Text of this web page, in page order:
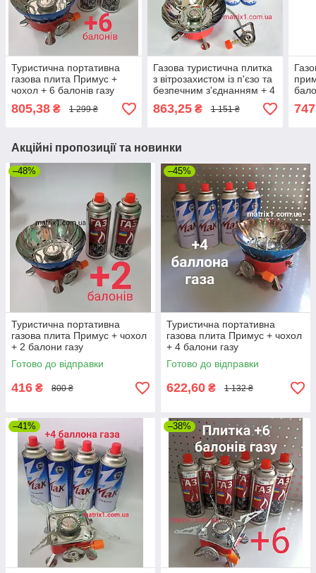
Туристична портативна
газова плита Примус +
чохол + 6 балонів газу
805,38 ₴ 1 299 ₴
Газова туристична плитка
з вітрозахистом із п'єзо та
безпечним з'єднанням + 4
балони газу
863,25₴ 1 151 ₴
Акційні пропозиції та новинки
–48%
Туристична портативна
газова плита Примус + чохол
+ 2 балони газу
Готово до відправки
416 ₴ 800 ₴
–45%
Туристична портативна
газова плита Примус + чохол
+ 4 балони газу
Готово до відправки
622,60 ₴ 1 132 ₴
–41% –38%